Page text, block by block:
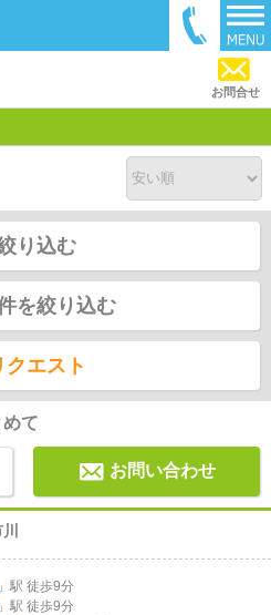
お問合せ
り込む
を絞り込む
クエスト
て
お問い合わせ
」駅 徒歩9分
」駅 徒歩9分